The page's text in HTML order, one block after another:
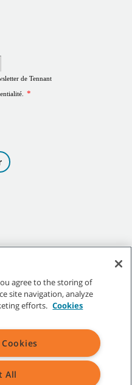
|Conditions d’utilisation
vente
et tous les logos de Tennant
agree to the storing of
site navigation, analyze
efforts. Cookies
All